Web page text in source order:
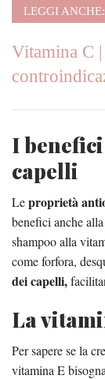
LEGGI ANCHE:
Vitamina C
I
capelli
Leproprietà
benefici anche
shampoo alla
come forfora,
dei capelli,
La
Per sapere se la
vitamina E